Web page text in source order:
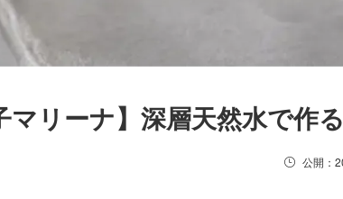
マリーナ】深層天然水で作
公開：